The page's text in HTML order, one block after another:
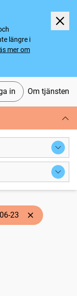
längre i
mer om
in Om tjänsten
23